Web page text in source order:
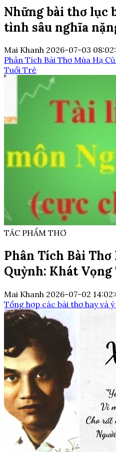
Những bài thơ lục
tình sâu nghĩa
Mai Khanh 2026-07-03
Phân Tích Bài Thơ Mùa Hạ
Tuổi Trẻ
TÁC PHẨM THƠ
Phân Tích Bài Thơ
Quỳnh: Khát Vọng
Mai Khanh 2026-07-02
Tổng hợp các bài thơ hay và